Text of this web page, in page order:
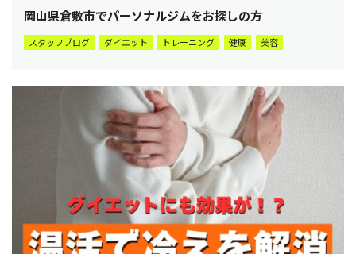
岡山県倉敷市でパーソナルジムをお探しの方
スタッフブログ ダイエット トレーニング 健康 美容